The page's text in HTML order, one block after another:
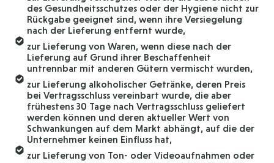
des Gesundheitsschutzes oder der Hygiene nicht zur
Rückgabe geeignet sind, wenn ihre Versiegelung
nach der Lieferung entfernt wurde,
zur Lieferung von Waren, wenn diese nach der
Lieferung auf Grund ihrer Beschaffenheit
untrennbar mit anderen Gütern vermischt wurden,
zur Lieferung alkoholischer Getränke, deren Preis
bei Vertragsschluss vereinbart wurde, die aber
frühestens 30 Tage nach Vertragsschluss geliefert
werden können und deren aktueller Wert von
Schwankungen auf dem Markt abhängt, auf die der
Unternehmer keinen Einfluss hat,
zur Lieferung von Ton- oder Videoaufnahmen oder